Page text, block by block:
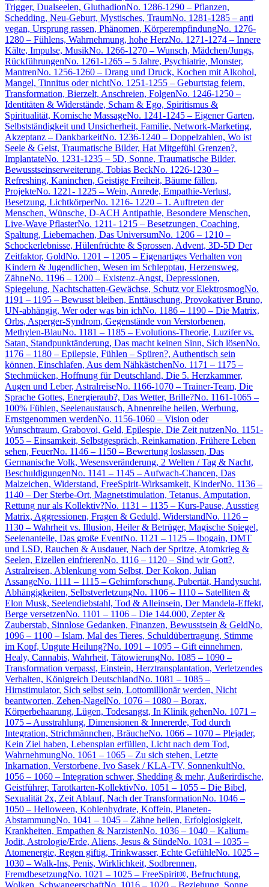
Trigger, Dualseelen, GluthadionNo. 1286-1290 – Pflanzen,
Schedding, Neu-Geburt, Mystisches, TraumNo. 1281-1285 – anti
vegan, Ursprung rassen, Phänomen, KörperempfindungNo. 1276-
1280 – Fühlens, Wahrnehmung, hohe HerzNo. 1271-1274 – Innere
Kälte, Impulse, MusikNo. 1266-1270 – Wunsch, Mädchen/Jungs,
RückführungenNo. 1261-1265 – 5 Jahre, Psychiatrie, Monster,
MantrenNo. 1256-1260 – Drang und Druck, Kochen mit Alkohol,
Mangel, Tinnitus oder nichtNo. 1251-1255 – Geburtstag feiern,
Transformation, Bierzelt, Anschreien, FolgenNo. 1246-1250 –
Identitäten & Widerstände, Scham & Ego, Spiritismus &
Spiritualität, Komische MassageNo. 1241-1245 – Eigener Garten,
Selbstständigkeit und Unsicherheit, Familie, Network-Marketing,
Akzeptanz – DankbarkeitNo. 1236-1240 – Doppelzahlen, Wo ist
Seele & Geist, Traumatische Bilder, Hat Mitgefühl Grenzen?,
ImplantateNo. 1231-1235 – 5D, Sonne, Traumatische Bilder,
Bewusstseinserweiterung, Tobias BeckNo. 1226-1230 –
Refreshing, Kaninchen, Geistige Freiheit, Bäume fällen,
ProjekteNo. 1221- 1225 – Wein, Anrede, Empathie-Verlust,
Besetzung, LichtkörperNo. 1216- 1220 – 1. Auftreten der
Menschen, Wünsche, D-ACH Antipathie, Besondere Menschen,
Live-Wave PflasterNo. 1211- 1215 – Besetzungen, Coaching,
Spaltung, Liebemachen, Das UniversumNo. 1206 – 1210 –
Schockerlebnisse, Hülenfrüchte & Sprossen, Advent, 3D-5D Der
Zeitfaktor, GoldNo. 1201 – 1205 – Eigenartiges Verhalten von
Kindern & Jugendlichen, Wesen im Schlepptau, Herzensweg,
ZähneNo. 1196 – 1200 – Existenz-Angst, Depressionen,
Spiegelung, Nachtschatten-Gewächse, Schutz vor ElektrosmogNo.
1191 – 1195 – Bewusst bleiben, Enttäuschung, Provokativer Bruno,
UN-abhängig, Wer oder was bin ichNo. 1186 – 1190 – Die Matrix,
Orbs, Asperger-Syndrom, Gegenstände von Verstorbenen,
Methylen-BlauNo. 1181 – 1185 – Evolutions-Theorie, Luzifer vs.
Satan, Standpunktänderung, Das macht keinen Sinn, Sich lösenNo.
1176 – 1180 – Epilepsie, Fühlen – Spüren?, Authentisch sein
können, Einschlafen, Aus dem NähkästchenNo. 1171 – 1175 –
Stechmücken, Hoffnung für Deutschland, Die 5. Herzkammer,
Augen und Leber, AstralreiseNo. 1166-1070 – Trainer-Team, Die
Sprache Gottes, Energieraub?, Das Wetter, Brille?No. 1161-1065 –
100% Fühlen, Seelenaustausch, Ahnenreihe heilen, Werbung,
Ernstgenommen werdenNo. 1156-1060 – Vision oder
Wunschtraum, Grabovoi, Geld, Epilespie, Die Zeit nutzenNo. 1151-
1055 – Einsamkeit, Selbstgespräch, Reinkarnation, Frühere Leben
sehen, FeuerNo. 1146 – 1150 – Bewertung loslassen, Das
Germanische Volk, Wesensveränderung, 2 Welten / Tag & Nacht,
BeschuldigungenNo. 1141 – 1145 – Aufwach-Chancen, Das
Malzeichen, Widerstand, FreeSpirit-Wirksamkeit, KinderNo. 1136 –
1140 – Der Sterbe-Ort, Magnetstimulation, Tetanus, Amputation,
Rettung nur als Kollektiv?No. 1131 – 1135 – Kurs-Pause, Ausstieg
Matrix, Aggressionen, Fragen & Geduld, WiderstandNo. 1126 –
1130 – Wahrheit vs. Illusion, Heiler & Betrüger, Magische Spiegel,
Seelenanteile, Das große EventNo. 1121 – 1125 – Ibogain, DMT
und LSD, Rauchen & Ausdauer, Nach der Spritze, Atomkrieg &
Seelen, Eizellen einfrierenNo. 1116 – 1120 – Sind wir Gott?,
Astralreisen, Ablenkung vom Selbst, Der Kokon, Julian
AssangeNo. 1111 – 1115 – Gehirnforschung, Pubertät, Handysucht,
Abhängigkeiten, SelbstverletzungNo. 1106 – 1110 – Satelliten &
Elon Musk, Seelendiebstahl, Tod & Alleinsein, Der Mandela-Effekt,
Berge versetzenNo. 1101 – 1106 – Die 144.000, Zepter &
Zauberstab, Sinnlose Gedanken, Finanzen, Bewusstsein & GeldNo.
1096 – 1100 – Islam, Mal des Tieres, Schuldübertragung, Stimme
im Kopf, Ungute Heilung?No. 1091 – 1095 – Gift einnehmen,
Healy, Cannabis, Wahrheit, TätowierungNo. 1085 – 1090 –
Transformation verpasst, Einstein, Herztransplantation, Verletzendes
Verhalten, Königreich DeutschlandNo. 1081 – 1085 –
Hirnstimulator, Sich selbst sein, Lottomillionär werden, Nicht
beantworten, Zehen-NagelNo. 1076 – 1080 – Borax,
Körperbehaarung, Lügen, Todesangst, In Klinik gehenNo. 1071 –
1075 – Ausstrahlung, Dimensionen & Innererde, Tod durch
Integration, Strichmännchen, BräucheNo. 1066 – 1070 – Plejader,
Kein Ziel haben, Lebensplan erfüllen, Licht nach dem Tod,
WahrnehmungNo. 1061 – 1065 – Zu sich stehen, Letzte
Inkarnation, Verstorbene, Ivo Sasek / KLA-TV, SonnenkultNo.
1056 – 1060 – Integration schwer, Shedding & mehr, Außerirdische,
Geistführer, Tarotkarten-KollektivNo. 1051 – 1055 – Die Bibel,
Sexualität 2x, Zeit Ablauf, Nach der TransformationNo. 1046 –
1050 – Helloween, Kohlenhydrate, Koffein, Planeten-
AbstammungNo. 1041 – 1045 – Zähne heilen, Erfolglosigkeit,
Krankheiten, Empathen & NarzistenNo. 1036 – 1040 – Kalium-
Jodit, Astrologie/Erde, Aliens, Jesus & SündeNo. 1031 – 1035 –
Atomenergie, Regen giftig, Trinkwasser, Echte GefühleNo. 1025 –
1030 – Walk-Ins, Penis, Wirklichkeit, Sodbrennen,
FremdbesetzungNo. 1021 – 1025 – FreeSpirit®, Befruchtung,
Wolken, SchwangerschaftNo. 1016 – 1020 – Beziehung, Sonne,